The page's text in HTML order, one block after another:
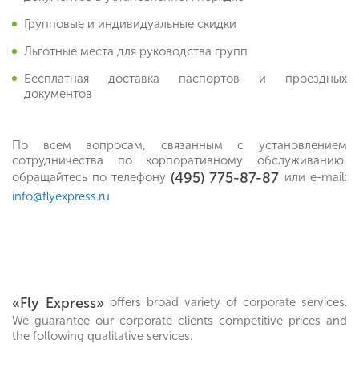
Групповые и индивидуальные скидки
Льготные места для руководства групп
Бесплатная доставка паспортов и проездных
документов
По всем вопросам, связанным с установлением
сотрудничества по корпоративному обслуживанию,
обращайтесь по телефону (495) 775-87-87 или е-mail:
info@flyexpress.ru
«Fly Express» offers broad variety of corporate services.
We guarantee our corporate clients competitive prices and
the following qualitative services: